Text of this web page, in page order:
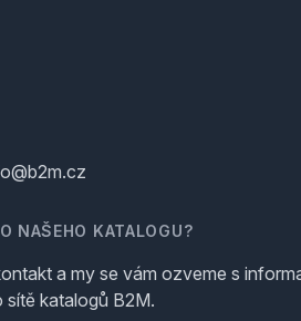
NAŠEHO KATALOGU?
a my se vám ozveme s
katalogů B2M.